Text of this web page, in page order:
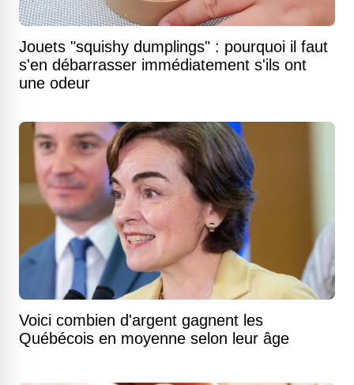
Jouets "squishy dumplings" : pourquoi il faut
s'en débarrasser immédiatement s'ils ont
une odeur
Voici combien d'argent gagnent les
Québécois en moyenne selon leur âge